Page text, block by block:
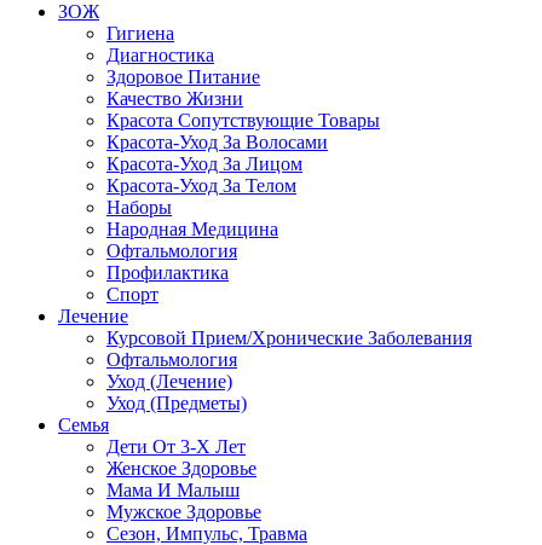
ЗОЖ
Гигиена
Диагностика
Здоровое Питание
Качество Жизни
Красота Сопутствующие Товары
Красота-Уход За Волосами
Красота-Уход За Лицом
Красота-Уход За Телом
Наборы
Народная Медицина
Офтальмология
Профилактика
Спорт
Лечение
Курсовой Прием/Хронические Заболевания
Офтальмология
Уход (Лечение)
Уход (Предметы)
Семья
Дети От 3-Х Лет
Женское Здоровье
Мама И Малыш
Мужское Здоровье
Сезон, Импульс, Травма